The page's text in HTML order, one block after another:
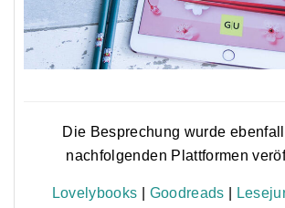
Die Besprechung wurde
nachfolgenden Plattformen
Lovelybooks Goodreads